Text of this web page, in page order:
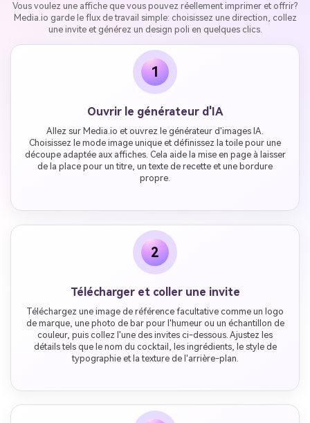
Vous voulez une affiche que vous pouvez réellement imprimer et offrir?
Media.io garde le flux de travail simple: choisissez une direction, collez
une invite et générez un design poli en quelques clics.
1
Ouvrir le générateur d'IA
Allez sur Media.io et ouvrez le générateur d'images IA.
Choisissez le mode image unique et définissez la toile pour une
découpe adaptée aux affiches. Cela aide la mise en page à laisser
de la place pour un titre, un texte de recette et une bordure
propre.
2
Télécharger et coller une invite
Téléchargez une image de référence facultative comme un logo
de marque, une photo de bar pour l'humeur ou un échantillon de
couleur, puis collez l'une des invites ci-dessous. Ajustez les
détails tels que le nom du cocktail, les ingrédients, le style de
typographie et la texture de l'arrière-plan.